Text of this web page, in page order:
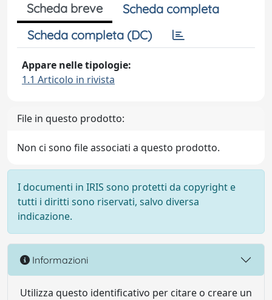
Scheda breve
Scheda completa
Scheda completa (DC)
Appare nelle tipologie:
1.1 Articolo in rivista
File in questo prodotto:
Non ci sono file associati a questo prodotto.
I documenti in IRIS sono protetti da copyright e
tutti i diritti sono riservati, salvo diversa
indicazione.
Informazioni
Utilizza questo identificativo per citare o creare un